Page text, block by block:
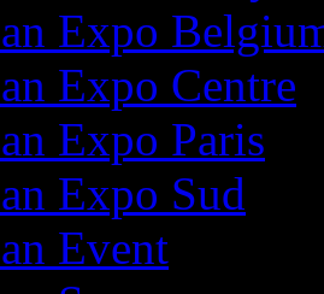
Expo
Expo Centre
Expo Paris
Expo Sud
Event